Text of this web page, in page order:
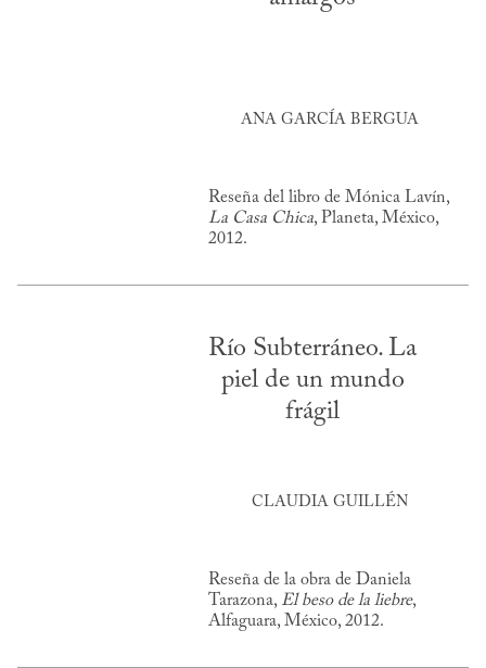
ANA GARCÍA BERGUA
Reseña del libro de Mónica Lavín,
La Casa Chica, Planeta, México,
2012.
Río Subterráneo. La
piel de un mundo
frágil
CLAUDIA GUILLÉN
Reseña de la obra de Daniela
Tarazona, El beso de la liebre,
Alfaguara, México, 2012.